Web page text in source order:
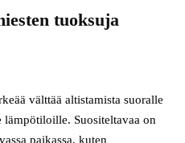
tuoksuja
välttää altistamista suoralle
Suositeltavaa on
paikassa, kuten